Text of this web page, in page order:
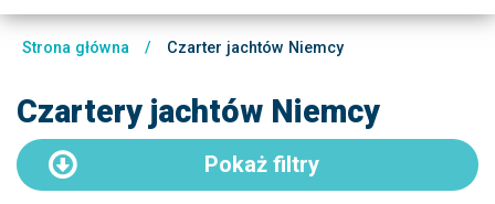
Strona główna / Czarter jachtów Niemcy
Czartery jachtów Niemcy
Pokaż filtry